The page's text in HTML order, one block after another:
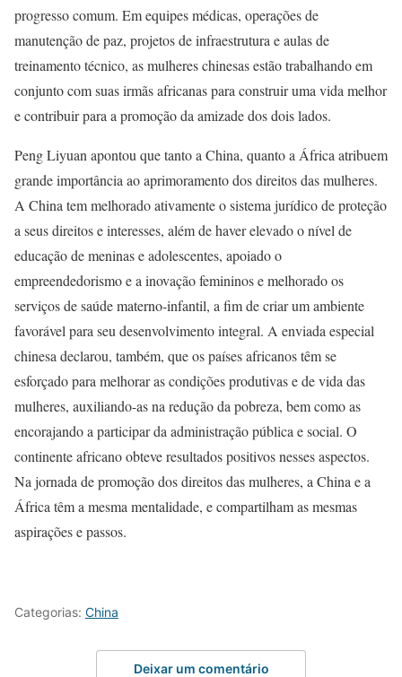
progresso comum. Em equipes médicas, operações de
manutenção de paz, projetos de infraestrutura e aulas de
treinamento técnico, as mulheres chinesas estão trabalhando em
conjunto com suas irmãs africanas para construir uma vida melhor
e contribuir para a promoção da amizade dos dois lados.
Peng Liyuan apontou que tanto a China, quanto a África atribuem
grande importância ao aprimoramento dos direitos das mulheres.
A China tem melhorado ativamente o sistema jurídico de proteção
a seus direitos e interesses, além de haver elevado o nível de
educação de meninas e adolescentes, apoiado o
empreendedorismo e a inovação femininos e melhorado os
serviços de saúde materno-infantil, a fim de criar um ambiente
favorável para seu desenvolvimento integral. A enviada especial
chinesa declarou, também, que os países africanos têm se
esforçado para melhorar as condições produtivas e de vida das
mulheres, auxiliando-as na redução da pobreza, bem como as
encorajando a participar da administração pública e social. O
continente africano obteve resultados positivos nesses aspectos.
Na jornada de promoção dos direitos das mulheres, a China e a
África têm a mesma mentalidade, e compartilham as mesmas
aspirações e passos.
Categorias: China
Deixar um comentário